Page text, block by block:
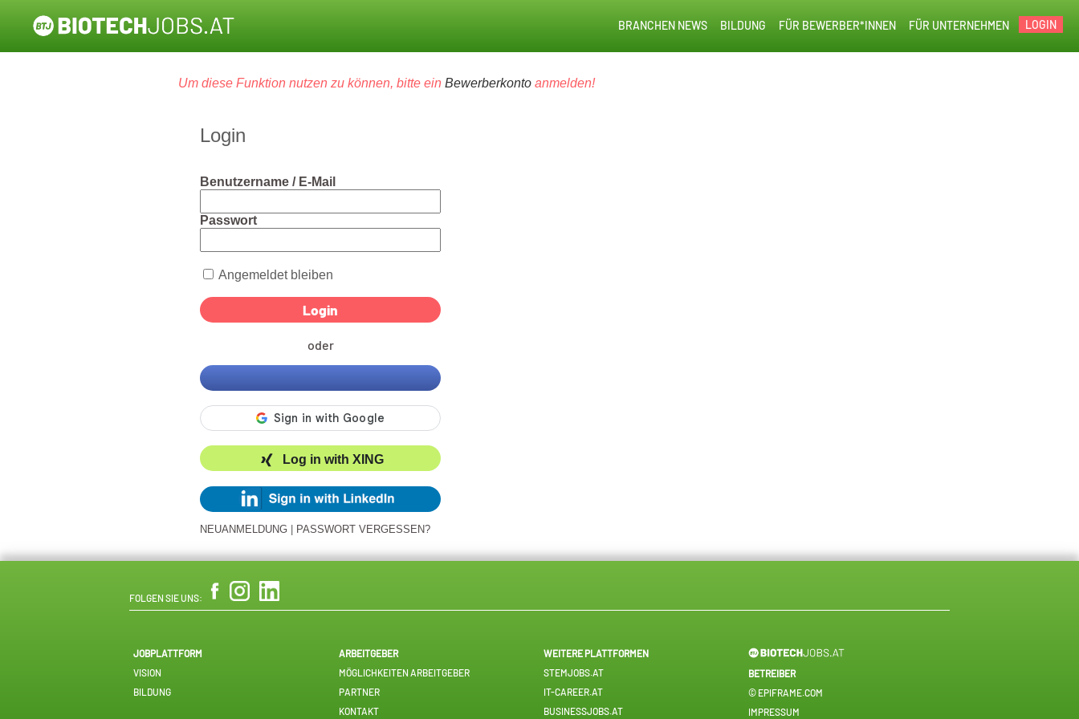
LOGIN
FÜR UNTERNEHMEN
FÜR BEWERBER*INNEN
BILDUNG
BRANCHEN NEWS
Um diese Funktion nutzen zu können, bitte ein Bewerberkonto anmelden!
Login
Benutzername / E-Mail
Passwort
Angemeldet bleiben
oder
Log in with XING
NEUANMELDUNG PASSWORT VERGESSEN?
FOLGEN SIE UNS:
JOBPLATTFORM
VISION
BILDUNG
ARBEITGEBER
MÖGLICHKEITEN ARBEITGEBER
PARTNER
KONTAKT
WEITERE PLATTFORMEN
STEMJOBS.AT
IT-CAREER.AT
BUSINESSJOBS.AT
BETREIBER
© EPIFRAME.COM
IMPRESSUM